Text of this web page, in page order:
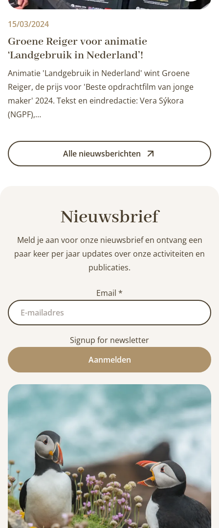
15/03/2024
Groene Reiger voor animatie
‘Landgebruik in Nederland’!
Animatie 'Landgebruik in Nederland' wint Groene
Reiger, de prijs voor 'Beste opdrachtfilm van jonge
maker' 2024. Tekst en eindredactie: Vera Sýkora
(NGPF),…
Alle nieuwsberichten
Nieuwsbrief
Meld je aan voor onze nieuwsbrief en ontvang een
paar keer per jaar updates over onze activiteiten en
publicaties.
Email *
Signup for newsletter
Aanmelden